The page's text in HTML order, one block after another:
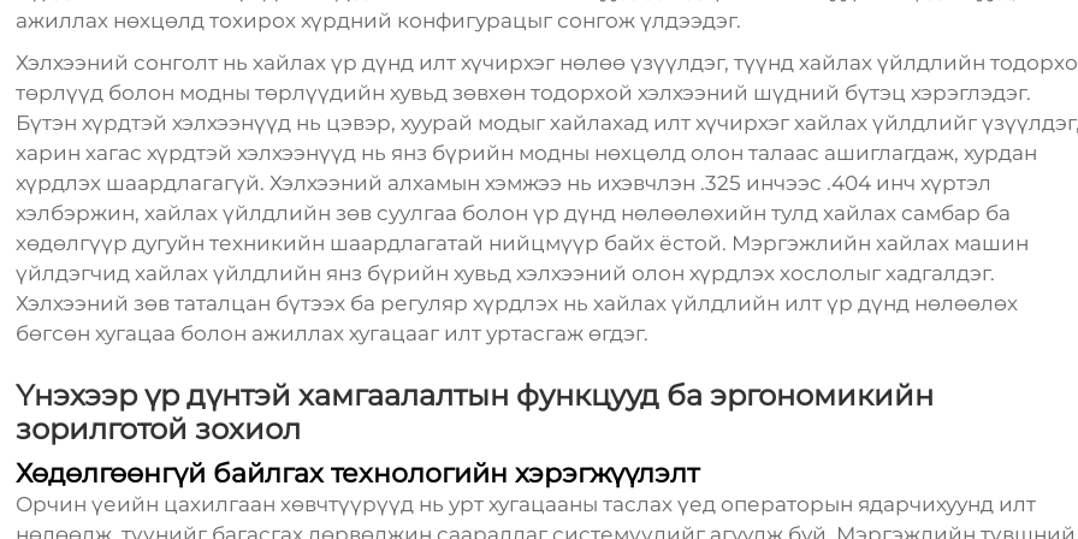
ажиллах нөхцөлд тохирох хүрдний конфигурацыг сонгож үлдээдэг.
Хэлхээний сонголт нь хайлах үр дүнд илт хүчирхэг нөлөө үзүүлдэг, түүнд хайлах үйлдлийн
төрлүүд болон модны төрлүүдийн хувьд зөвхөн тодорхой хэлхээний шүдний бүтэц хэрэглэдэг.
Бүтэн хүрдтэй хэлхээнүүд нь цэвэр, хуурай модыг хайлахад илт хүчирхэг хайлах үйлдлийг
харин хагас хүрдтэй хэлхээнүүд нь янз бүрийн модны нөхцөлд олон талаас ашиглагдаж, хурдан
хүрдлэх шаардлагагүй. Хэлхээний алхамын хэмжээ нь ихэвчлэн .325 инчээс .404 инч хүртэл
хэлбэржин, хайлах үйлдлийн зөв суулгаа болон үр дүнд нөлөөлөхийн тулд хайлах самбар ба
хөдөлгүүр дугуйн техникийн шаардлагатай нийцмүүр байх ёстой. Мэргэжлийн хайлах машин
үйлдэгчид хайлах үйлдлийн янз бүрийн хувьд хэлхээний олон хүрдлэх хослолыг хадгалдэг.
Хэлхээний зөв таталцан бүтээх ба регуляр хүрдлэх нь хайлах үйлдлийн илт үр дүнд нөлөөлөх
бөгсөн хугацаа болон ажиллах хугацааг илт уртасгаж өгдэг.
Үнэхээр үр дүнтэй хамгаалалтын функцууд ба эргономикийн
зорилготой зохиол
Хөдөлгөөнгүй байлгах технологийн хэрэгжүүлэлт
Орчин үеийн цахилгаан хөвчтүүрүүд нь урт хугацааны таслах үед операторын ядарчихуунд илт
нөлөөлж, түүнийг багасгах дөрвөлжин сааралдаг системүүдийг агуулж буй. Мэргэжлийн түвшний